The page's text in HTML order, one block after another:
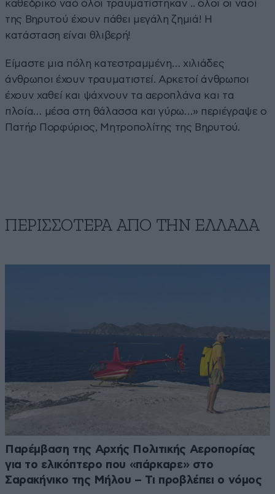
καθεδρικό ναό όλοι τραυματίστηκαν .. όλοι οι ναοί
της Βηρυτού έχουν πάθει μεγάλη ζημιά! Η
κατάσταση είναι θλιβερή!
Είμαστε μια πόλη κατεστραμμένη… χιλιάδες
άνθρωποι έχουν τραυματιστεί. Αρκετοί άνθρωποι
έχουν χαθεί και ψάχνουν τα αεροπλάνα και τα
πλοία… μέσα στη θάλασσα και γύρω…» περιέγραψε ο
Πατήρ Πορφύριος, Μητροπολίτης της Βηρυτού.
ΠΕΡΙΣΣΟΤΕΡΑ ΑΠΟ ΤΗΝ ΕΛΛΑΔΑ
Παρέμβαση της Αρχής Πολιτικής Αεροπορίας
για το ελικόπτερο που «πάρκαρε» στο
Σαρακήνικο της Μήλου – Τι προβλέπει ο νόμος